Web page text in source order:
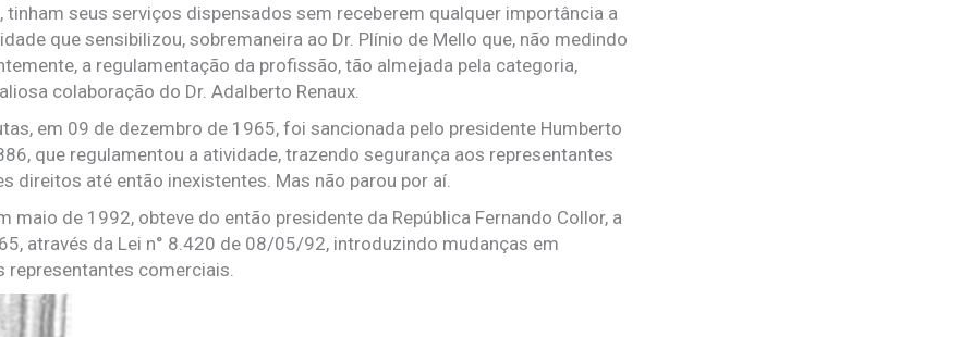
tinham seus serviços dispensados sem receberem qualquer importância a
que sensibilizou, sobremaneira ao Dr. Plínio de Mello que, não medindo
a regulamentação da profissão, tão almejada pela categoria,
colaboração do Dr. Adalberto Renaux.
em 09 de dezembro de 1965, foi sancionada pelo presidente Humberto
que regulamentou a atividade, trazendo segurança aos representantes
direitos até então inexistentes. Mas não parou por aí.
maio de 1992, obteve do então presidente da República Fernando Collor, a
através da Lei n° 8.420 de 08/05/92, introduzindo mudanças em
representantes comerciais.